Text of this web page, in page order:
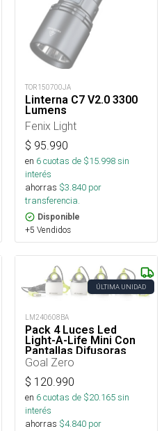
TOR150700JA
Linterna C7 V2.0 3300
Lumens
Fenix Light
$ 95.990
en 6cuotas de $15.998sin
interés
ahorras $3.840 por
transferencia.
Disponible
+5 Vendidos
ÚLTIMA UNIDAD
LM240608BA
Pack 4 Luces Led
Light-A-Life Mini Con
Pantallas Difusoras
110 Lúmenes
Goal Zero
$ 120.990
en 6cuotas de $20.165sin
interés
ahorras $4.840 por